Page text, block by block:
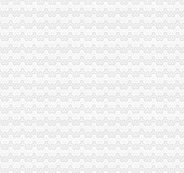
约【今日推荐网-宁波物流运输】
问我答-中国物流人论坛锦程物流网BBS-
-报关报检-福步外贸论坛（FOBBusiness
程及无纸化报关
关价格_南沙为什么要无纸化报关_广东广州市南
新政遭企业吐槽_资讯频道_凤凰网
无纸化委托报关_什么是无纸化报关_无纸化通关
无纸化报关操作流程_无纸化报关_一般出口货物
湖北欣海云【今日推荐武汉物流运输】
及无纸化报关.doc
料_中华文本库
”时代-财经频道-金融界
文翻译_无纸化报关的挑战英语怎么说_海词词典